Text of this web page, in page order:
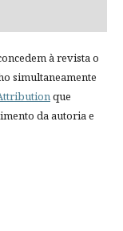
à revista o
simultaneamente
que
da autoria e